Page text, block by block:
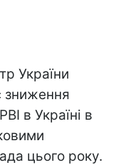
України
зниження
в Україні в
цього року.